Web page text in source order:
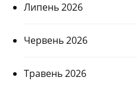
Липень 2026
Червень 2026
Травень 2026